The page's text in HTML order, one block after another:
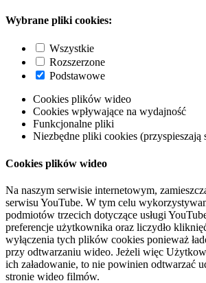
Wybrane pliki cookies:
Wszystkie
Rozszerzone
Podstawowe
Cookies plików wideo
Cookies wpływające na wydajność
Funkcjonalne pliki
Niezbędne pliki cookies (przyspieszają
Cookies plików wideo
Na naszym serwisie internetowym,
serwisu YouTube. W tym celu
podmiotów trzecich dotyczące usługi
preferencje użytkownika oraz liczydło
wyłączenia tych plików cookies ponieważ
przy odtwarzaniu wideo. Jeżeli więc
ich załadowanie, to nie powinien odtwarzać
stronie wideo filmów.